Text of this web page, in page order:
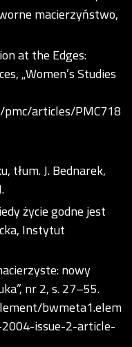
macierzyństwo,
at the Edges:
„Women’s Studies
articles/PMC718
tłum. J. Bednarek,
życie godne jest
Instytut
nowy
nr 2, s. 27–55.
bwmeta1.elem
issue-2-article-